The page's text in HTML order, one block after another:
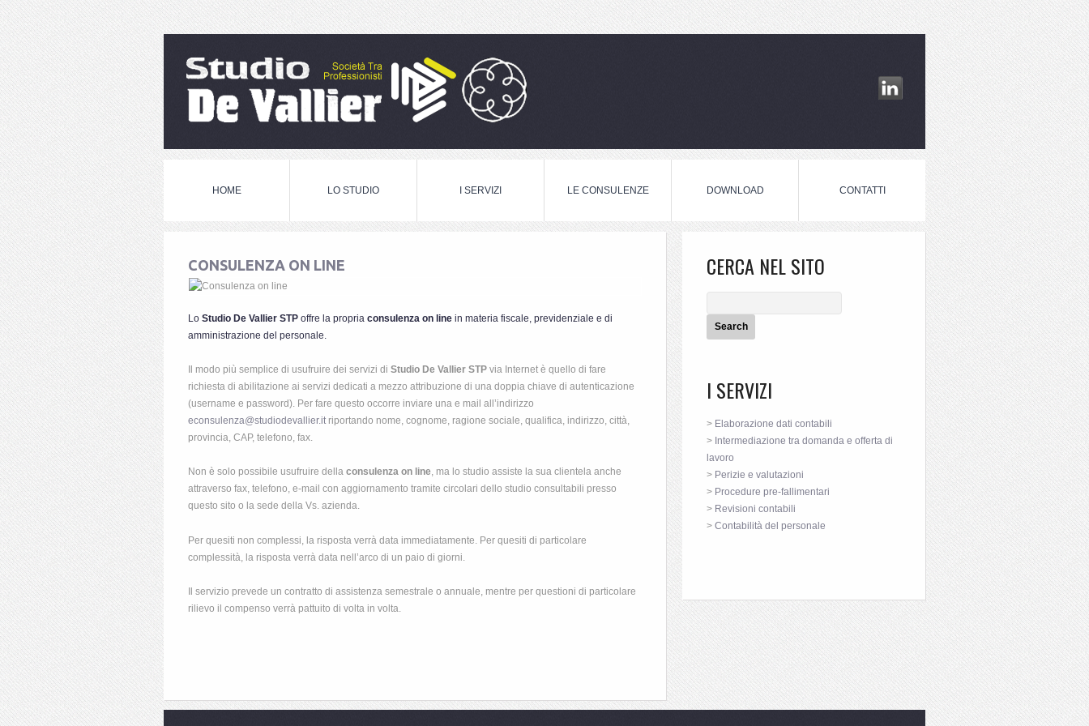
HOME LO STUDIO I SERVIZI LE CONSULENZE DOWNLOAD CONTATTI
CONSULENZA ON LINE
Lo Studio De Vallier STP offre la propria consulenza on line in materia fiscale, previdenziale e di
amministrazione del personale.
Il modo più semplice di usufruire dei servizi di Studio De Vallier STP via Internet è quello di fare
richiesta di abilitazione ai servizi dedicati a mezzo attribuzione di una doppia chiave di autenticazione
(username e password). Per fare questo occorre inviare una e mail all’indirizzo
econsulenza@studiodevallier.it riportando nome, cognome, ragione sociale, qualifica, indirizzo, città,
provincia, CAP, telefono, fax.
Non è solo possibile usufruire della consulenza on line, ma lo studio assiste la sua clientela anche
attraverso fax, telefono, e-mail con aggiornamento tramite circolari dello studio consultabili presso
questo sito o la sede della Vs. azienda.
Per quesiti non complessi, la risposta verrà data immediatamente. Per quesiti di particolare
complessità, la risposta verrà data nell’arco di un paio di giorni.
Il servizio prevede un contratto di assistenza semestrale o annuale, mentre per questioni di particolare
rilievo il compenso verrà pattuito di volta in volta.
CERCA NEL SITO
I SERVIZI
> Elaborazione dati contabili
> Intermediazione tra domanda e offerta di
lavoro
> Perizie e valutazioni
> Procedure pre-fallimentari
> Revisioni contabili
> Contabilità del personale